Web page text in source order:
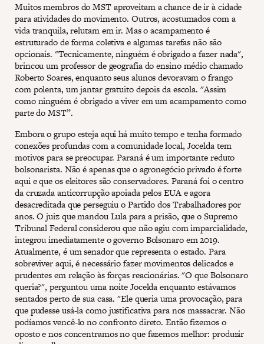
Muitos membros do MST aproveitam a chance de ir à cidade
para atividades do movimento. Outros, acostumados com a
vida tranquila, relutam em ir. Mas o acampamento é
estruturado de forma coletiva e algumas tarefas não são
opcionais. "Tecnicamente, ninguém é obrigado a fazer nada",
brincou um professor de geografia do ensino médio chamado
Roberto Soares, enquanto seus alunos devoravam o frango
com polenta, um jantar gratuito depois da escola. "Assim
como ninguém é obrigado a viver em um acampamento como
parte do MST”.
Embora o grupo esteja aqui há muito tempo e tenha formado
conexões profundas com a comunidade local, Jocelda tem
motivos para se preocupar. Paraná é um importante reduto
bolsonarista. Não é apenas que o agronegócio privado é forte
aqui e que os eleitores são conservadores. Paraná foi o centro
da cruzada anticorrupção apoiada pelos EUA e agora
desacreditada que perseguiu o Partido dos Trabalhadores por
anos. O juiz que mandou Lula para a prisão, que o Supremo
Tribunal Federal considerou que não agiu com imparcialidade,
integrou imediatamente o governo Bolsonaro em 2019.
Atualmente, é um senador que representa o estado. Para
sobreviver aqui, é necessário fazer movimentos delicados e
prudentes em relação às forças reacionárias. "O que Bolsonaro
queria?", perguntou uma noite Jocelda enquanto estávamos
sentados perto de sua casa. "Ele queria uma provocação, para
que pudesse usá-la como justificativa para nos massacrar. Não
podíamos vencê-lo no confronto direto. Então fizemos o
oposto e nos concentramos no que fazemos melhor: produzir